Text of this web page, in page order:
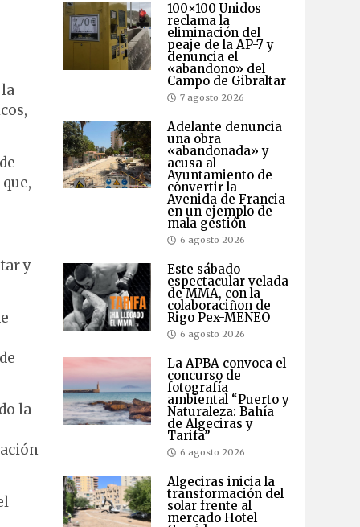
y
la
100×100 Unidos
reclama la
eliminación del
peaje de la AP-7 y
denuncia el
«abandono» del
Campo de Gibraltar
7 agosto 2026
Adelante denuncia
una obra
«abandonada» y
acusa al
Ayuntamiento de
convertir la
Avenida de Francia
en un ejemplo de
mala gestión
6 agosto 2026
Este sábado
espectacular velada
de MMA, con la
colaboraciñon de
Rigo Pex-MENEO
6 agosto 2026
La APBA convoca el
concurso de
fotografía
ambiental “Puerto y
Naturaleza: Bahía
de Algeciras y
Tarifa”
6 agosto 2026
Algeciras inicia la
transformación del
solar frente al
mercado Hotel